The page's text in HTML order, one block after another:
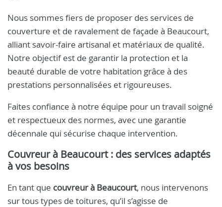
Nous sommes fiers de proposer des services de
couverture et de ravalement de façade à Beaucourt,
alliant savoir-faire artisanal et matériaux de qualité.
Notre objectif est de garantir la protection et la
beauté durable de votre habitation grâce à des
prestations personnalisées et rigoureuses.
Faites confiance à notre équipe pour un travail soigné
et respectueux des normes, avec une garantie
décennale qui sécurise chaque intervention.
Couvreur à Beaucourt: des services adaptés
à vos besoins
En tant que couvreur à Beaucourt, nous intervenons
sur tous types de toitures, qu’il s’agisse de